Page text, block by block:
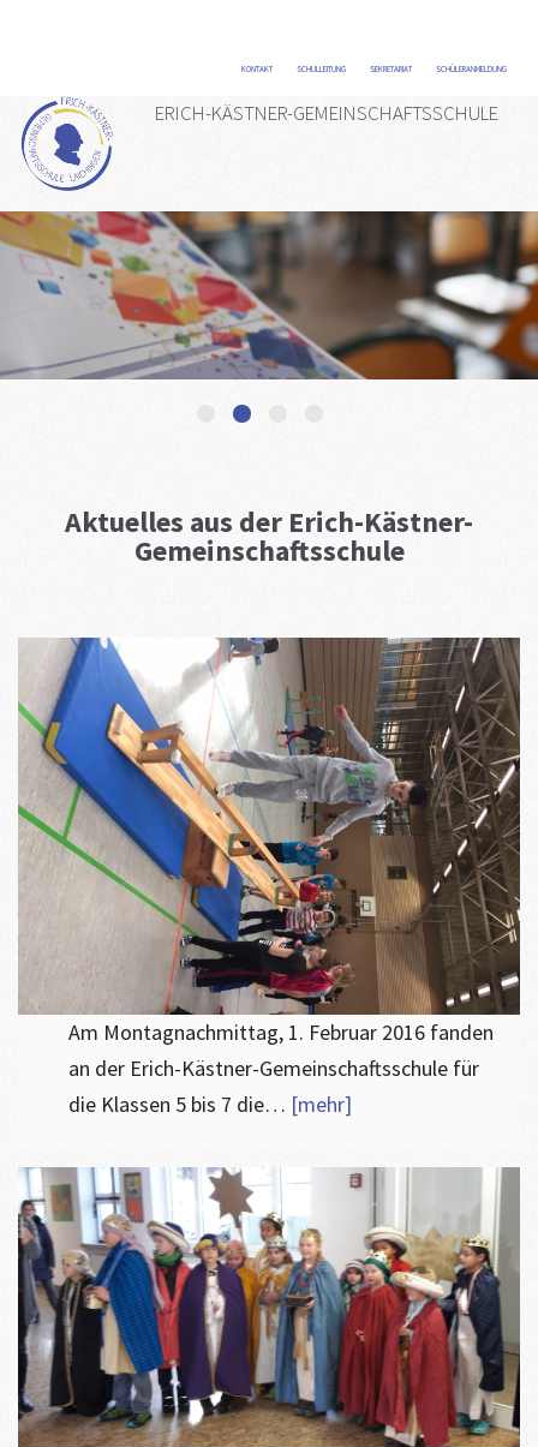
KONTAKT SCHULLEITUNG SEKRETARIAT SCHÜLERANMELDUNG
ERICH-KÄSTNER-GEMEINSCHAFTSSCHULE
Aktuelles aus der Erich-Kästner-
Gemeinschaftsschule
Am Montagnachmittag, 1. Februar 2016 fanden
an der Erich-Kästner-Gemeinschaftsschule für
die Klassen 5 bis 7 die… [mehr]